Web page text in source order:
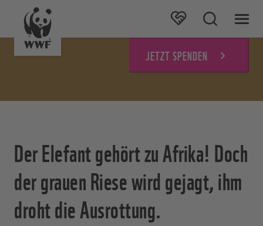
JETZT SPENDEN
Der Elefant gehört zu Afrika! Doch
der grauen Riese wird gejagt, ihm
droht die Ausrottung.